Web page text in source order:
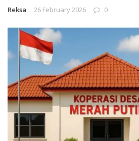
Reksa 26 February 2026 0